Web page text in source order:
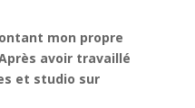
mon propre
avoir travaillé
et studio sur